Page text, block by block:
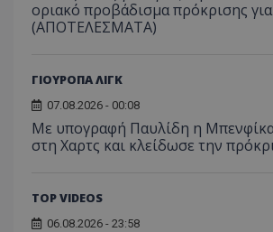
οριακό προβάδισμα πρόκρισης
(ΑΠΟΤΕΛΕΣΜΑΤΑ)
ΓΙΟΥΡΟΠΑ ΛΙΓΚ
07.08.2026 - 00:08
Με υπογραφή Παυλίδη η Μπενφίκα
στη Χαρτς και κλείδωσε την
TOP VIDEOS
06.08.2026 - 23:58